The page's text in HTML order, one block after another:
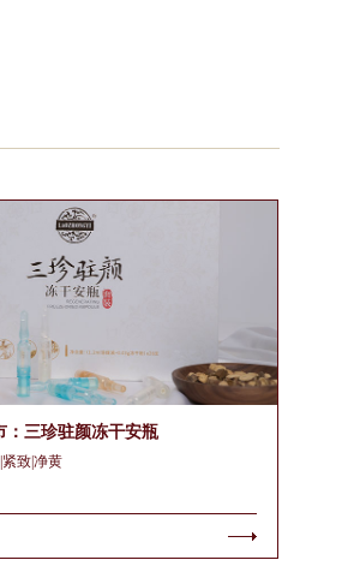
：三珍驻颜冻干安瓶
致|净黄